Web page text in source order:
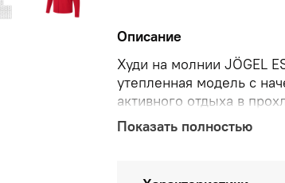
Описание
Худи на молнии JÖGEL
утепленная модель с
активного отдыха в
хлопка и полиэстера в
низкую сминаемость.
Показать полностью